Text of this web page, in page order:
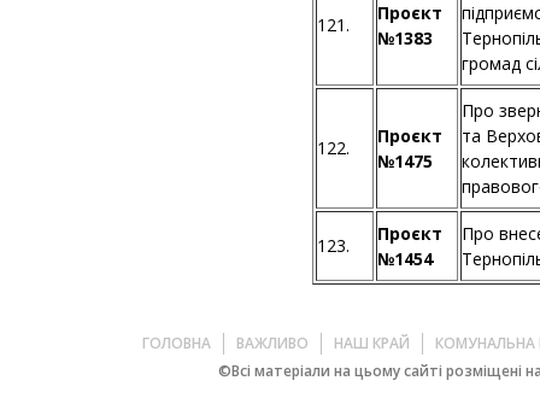
121.
Проєкт
№1383
громад
122.
Проєкт
№1475
Про
та
123.
Проєкт
№1454
Про
ГОЛОВНА ВАЖЛИВО НАШ КРАЙ
КОМУНАЛЬНА
©Всі матеріали на цьому сайті розміщені